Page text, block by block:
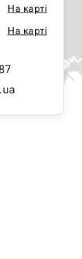
На карті
На карті